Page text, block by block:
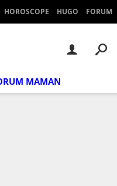
HOROSCOPE HUGO FORUM
MAMAN